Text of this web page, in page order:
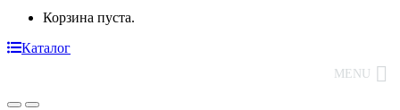
Корзина пуста.
Каталог
MENU